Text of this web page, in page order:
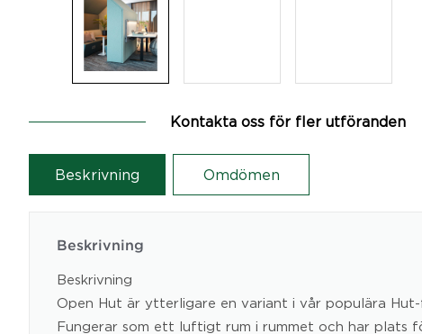
Kontakta oss för fler utföranden
Beskrivning Omdömen
Beskrivning
Beskrivning
Open Hut är ytterligare en variant i vår populära Hut-
Fungerar som ett luftigt rum i rummet och har plats